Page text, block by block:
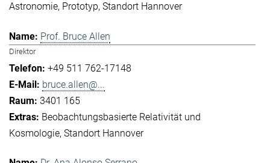
Astronomie Prototyp Standort Hannover
Prof. Bruce Allen
Direktor
+49 511 762-17148
bruce.allen@...
3401 165
Beobachtungsbasierte Relativität und
Kosmologie Standort Hannover